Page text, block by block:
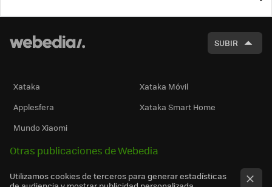
SUBIR
Xataka
Xataka Móvil
Applesfera
Xataka Smart Home
Mundo Xiaomi
Otras publicaciones de Webedia
Utilizamos cookies de terceros para generar estadísticas